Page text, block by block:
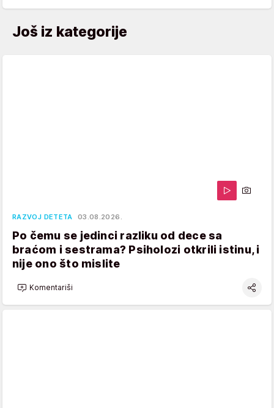
Još iz kategorije
RAZVOJ DETETA 03.08.2026.
Po čemu se jedinci razliku od dece sa
braćom i sestrama? Psiholozi otkrili istinu, i
nije ono što mislite
Komentariši